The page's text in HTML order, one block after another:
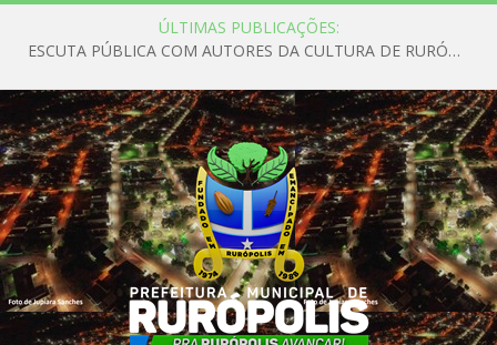
ÚLTIMAS PUBLICAÇÕES:
ESCUTA PÚBLICA COM AUTORES DA CULTURA DE RURÓPOLIS